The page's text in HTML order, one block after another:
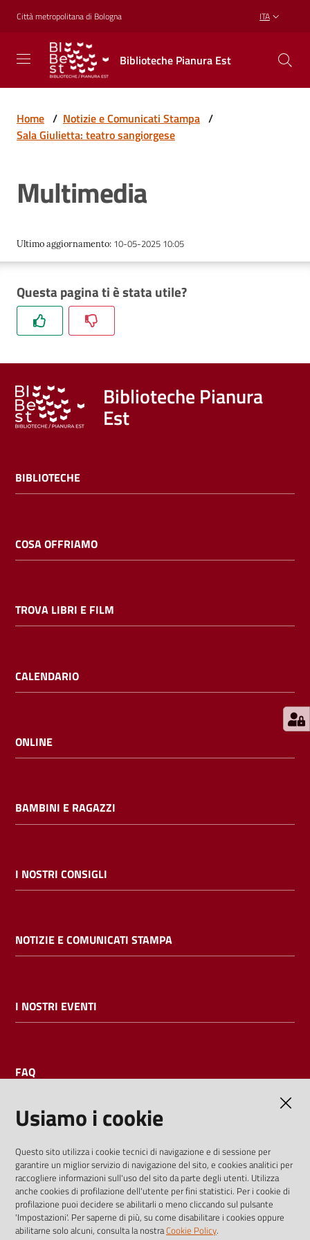
Vai al contenuto
Vai alla navigazione
Vai al footer
Città metropolitana di Bologna ITA
Biblioteche Pianura Est
Biblioteche
Pianura
Est
CREARE,
RICREARSI
Biblioteche
Cosa
Trova
libri
film
Calendario
Bambini
E
l
i
cataloghi
bibliotecario
Home / Notizie e Comunicati Stampa /
Sala Giulietta: teatro sangiorgese
Multimedia
Ultimo aggiornamento: 10-05-2025 10:05
Questa pagina ti è stata utile?
Biblioteche Pianura
Est
BIBLIOTECHE
COSA OFFRIAMO
TROVA LIBRI E FILM
CALENDARIO
ONLINE
BAMBINI E RAGAZZI
I NOSTRI CONSIGLI
NOTIZIE E COMUNICATI STAMPA
I NOSTRI EVENTI
FAQ
I dati personali pubblicati sono riutilizzabili solo alle condizioni
previste dalla direttiva comunitaria 2003/98/CE e dal d.lgs.
36/2006
Usiamo i cookie
Questo sito utilizza i cookie tecnici di navigazione e di sessione per
garantire un miglior servizio di navigazione del sito, e cookies analitici per
raccogliere informazioni sull'uso del sito da parte degli utenti. Utilizza
anche cookies di profilazione dell'utente per fini statistici. Per i cookie di
profilazione puoi decidere se abilitarli o meno cliccando sul pulsante
'Impostazioni'. Per saperne di più, su come disabilitare i cookies oppure
abilitarne solo alcuni, consulta la nostraCookie Policy.